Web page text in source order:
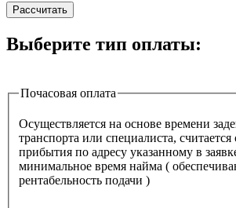
Рассчитать
Выберите тип оплаты:
Почасовая оплата
Осуществляется на основе времени
транспорта или специалиста, считается
прибытия по адресу указанному в
минимальное время найма (
рентабельность подачи )